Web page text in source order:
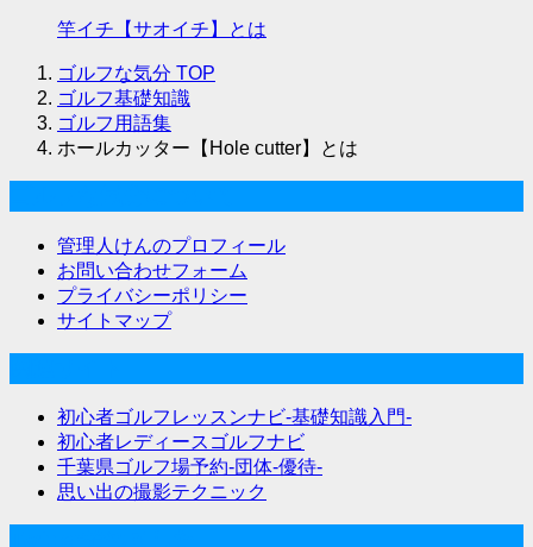
竿イチ【サオイチ】とは
ゴルフな気分 TOP
ゴルフ基礎知識
ゴルフ用語集
ホールカッター【Hole cutter】とは
管理人けんのプロフィール
お問い合わせフォーム
プライバシーポリシー
サイトマップ
初心者ゴルフレッスンナビ-基礎知識入門-
初心者レディースゴルフナビ
千葉県ゴルフ場予約-団体-優待-
思い出の撮影テクニック